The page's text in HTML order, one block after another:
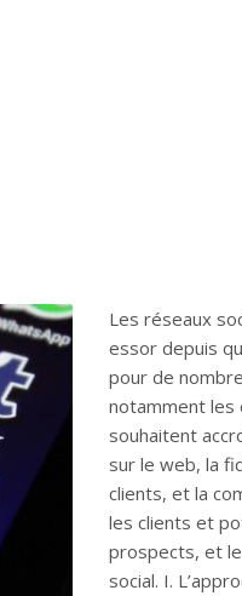
Les réseaux
essor depuis
pour de
notamment les
souhaitent
sur le web, la
clients, et la
les clients et
prospects, et
social. I.